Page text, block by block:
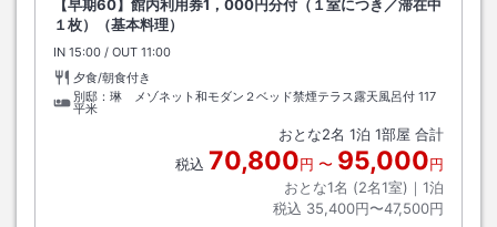
【早期60】館内利用券1，000円分付（１室につき／滞在中
１枚）（基本料理）
IN チェックイン
15:00 / OUT チェックアウト
11:00
夕食/朝食付き
別邸：琳 メゾネット和モダン２ベッド禁煙テラス露天風呂付 117
平米
おとな2名 1泊 1部屋 合計
税込 70,800円 〜 95,000円
おとな1名 (2名1室)｜ 1泊
税込 35,400円〜47,500円